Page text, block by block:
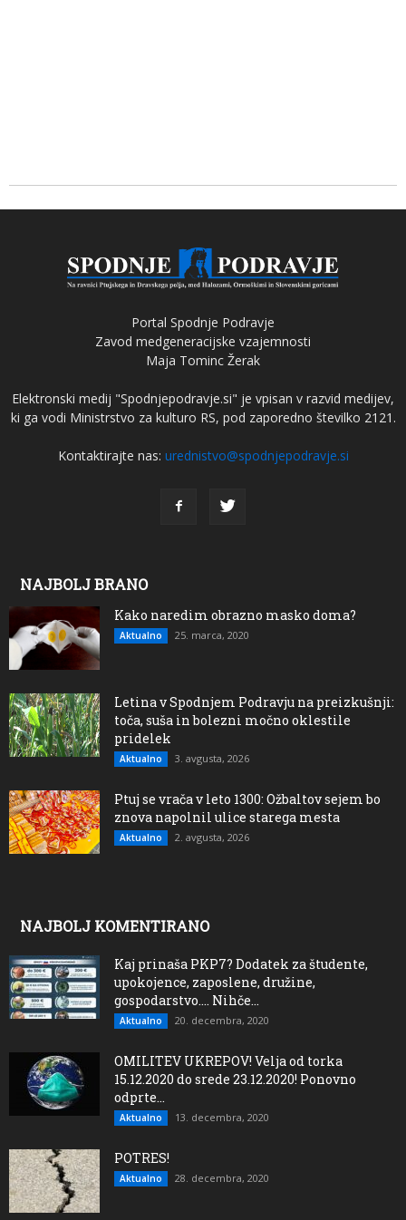
Portal Spodnje Podravje
Zavod medgeneracijske vzajemnosti
Maja Tominc Žerak
Elektronski medij "Spodnjepodravje.si" je vpisan v razvid medijev,
ki ga vodi Ministrstvo za kulturo RS, pod zaporedno številko 2121.
Kontaktirajte nas: urednistvo@spodnjepodravje.si
NAJBOLJ BRANO
Kako naredim obrazno masko doma?
Aktualno 25. marca, 2020
Letina v Spodnjem Podravju na preizkušnji:
toča, suša in bolezni močno oklestile
pridelek
Aktualno 3. avgusta, 2026
Ptuj se vrača v leto 1300: Ožbaltov sejem bo
znova napolnil ulice starega mesta
Aktualno 2. avgusta, 2026
NAJBOLJ KOMENTIRANO
Kaj prinaša PKP7? Dodatek za študente,
upokojence, zaposlene, družine,
gospodarstvo…. Nihče...
Aktualno 20. decembra, 2020
OMILITEV UKREPOV! Velja od torka
15.12.2020 do srede 23.12.2020! Ponovno
odprte...
Aktualno 13. decembra, 2020
POTRES!
Aktualno 28. decembra, 2020